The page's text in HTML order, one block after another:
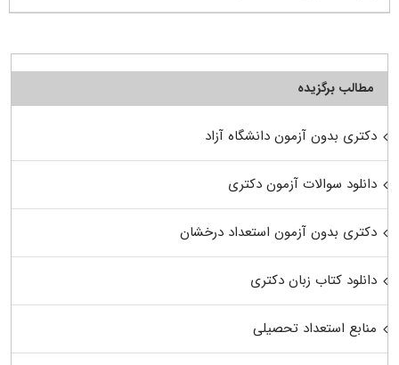
مطالب برگزیده
دکتری بدون آزمون دانشگاه آزاد
دانلود سوالات آزمون دکتری
دکتری بدون آزمون استعداد درخشان
دانلود کتاب زبان دکتری
منابع استعداد تحصیلی